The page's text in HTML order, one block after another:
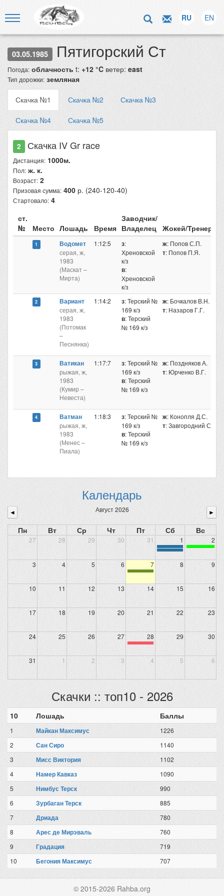
RU EN
03.05.1985 Пятигорский Ст
Погода: облачность t: +12 °C ветер: east
Тип дорожки: земляная
Скачка №1 Скачка №2 Скачка №3
Скачка №4 Скачка №5
2 Скачка IV Gr race
Дистанция: 1000м.
Пол: ж. к.
Возраст: 2
Призовая сумма: 400 р. (240-120-40)
Стартовало: 4
ст.
№
Место Лошадь Время
Заводчик/
Владелец
Жокей/Тренер
Водомет
серая, ж,
1983
(Маскат –
Мирта)
1:12:5 з
Хреновской
к/з
в
Хреновской
к/з
ж : Попов С.П.
т : Попов П.Я.
2 Вариант
серая, ж,
1983
(Потомак
–
Песнянка)
1:14:2 з: Терский №
169 к/з
в: Терский
№ 169 к/з
ж : Бочкалов В.Н.
т : Назаров Г.Г.
3 Ватикан
рыжая, ж,
1983
(Кумир –
Невеста)
1:17:7 з: Терский №
169 к/з
в: Терский
№ 169 к/з
ж : Поздняков А.
т : Юрченко В.Г.
4 Ватман
рыжая, ж,
1983
(Менес –
Пиала)
1:18:3 з: Терский №
169 к/з
в: Терский
№ 169 к/з
ж : Конопля Д.С.
т: Завгородний С.
Календарь
◄ Август 2026 ►
Пн Вт Ср Чт Пт Сб Вс
27 28 29 30 31 1 2
3 4 5 6 7 8 9
10 11 12 13 14 15 16
17 18 19 20 21 22 23
24 25 26 27 28 29 30
31 1 2 3 4 5 6
Скачки :: топ10 - 2026
10 Лошадь Баллы
1 Майкан Максимус
1226
2
Сан Сиро
1140
3
Мисс Виктория
1102
4
Намер Кавказ
1090
5
Нимбус Терск
990
6
Зурбаган Терск
885
7
Дриада
780
8
Арес де Мирэваль
760
9
Градация
719
10
Бегония Максимус 707
© 2015-2026 Rahba.org